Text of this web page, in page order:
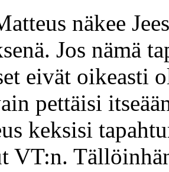
näkee
Jos nämä
eivät oikeasti
pettäisi
keksisi
VT:n.